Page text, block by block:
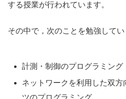
する授業が行われています。
その中で，次のことを勉強してい
計測・制御のプログラミング
ネットワークを利用した双方
ツのプログラミング